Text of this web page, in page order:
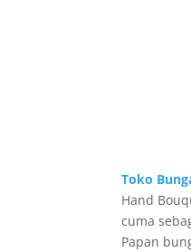
Toko
Hand
cuma
Papan